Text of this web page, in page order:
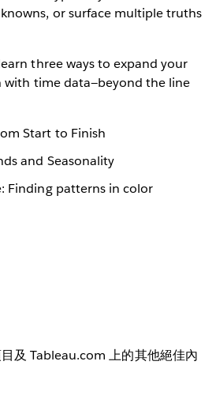
or surface multiple truths
three ways to expand your
with time data—beyond the line
Start to Finish
and Seasonality
Finding patterns in color
及 Tableau.com 上的其他絕佳內